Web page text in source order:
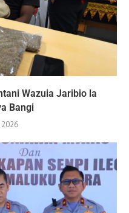
Wazuia Jaribio la
Bangi